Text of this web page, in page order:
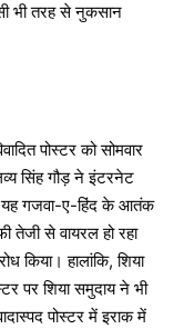
भी तरह से नुकसान
पोस्टर को सोमवार
सिंह गौड़ ने इंटरनेट
यह गजवा-ए-हिंद के आतंक
तेजी से वायरल हो रहा
किया। हालांकि, शिया
पर शिया समुदाय ने भी
पोस्टर में इराक में